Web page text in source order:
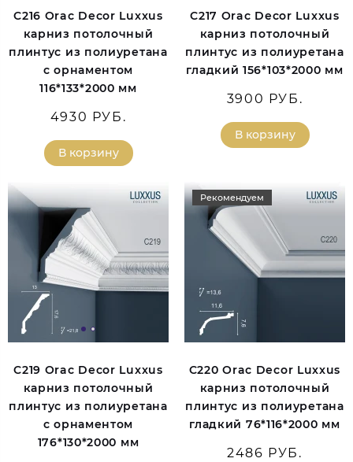
C216 Orac Decor Luxxus
карниз потолочный
плинтус из полиуретана
с орнаментом
116*133*2000 мм
4930 РУБ.
В корзину
C217 Orac Decor Luxxus
карниз потолочный
плинтус из полиуретана
гладкий 156*103*2000 мм
3900 РУБ.
В корзину
C219 Orac Decor Luxxus
карниз потолочный
плинтус из полиуретана
с орнаментом
176*130*2000 мм
Рекомендуем
C220 Orac Decor Luxxus
карниз потолочный
плинтус из полиуретана
гладкий 76*116*2000 мм
2486 РУБ.